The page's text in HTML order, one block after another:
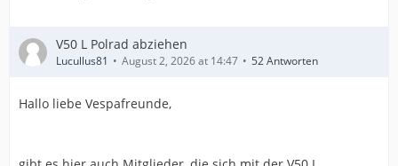
V50 L Polrad abziehen
Lucullus81 August 2, 2026 at 14:47 52 Antworten
Hallo liebe Vespafreunde,